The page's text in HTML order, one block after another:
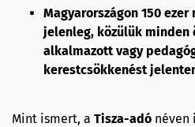
Magyarországon 150
jelenleg, közülük minden
alkalmazott vagy
kerestcsökkenést
Mint ismert, a Tisza-adó néven